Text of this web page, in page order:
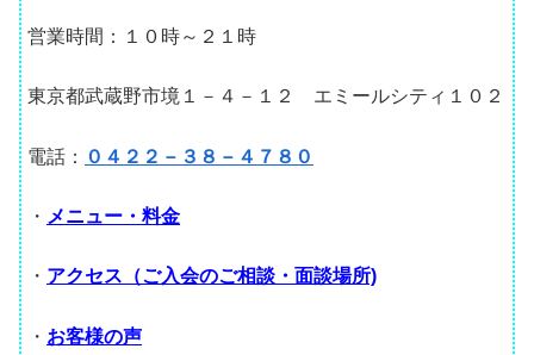
営業時間：１０時～２１時
東京都武蔵野市境１－４－１２ エミールシティ１０２
電話： ０４２２－３８－４７８０
・ メニュー・料金
・ アクセス（ご入会のご相談・面談場所)
・ お客様の声